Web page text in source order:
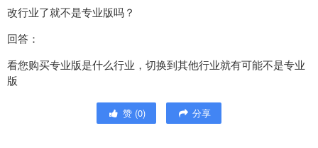
改行业了就不是专业版吗？
回答：
看您购买专业版是什么行业，切换到其他行业就有可能不是专业
版
赞 (0) 分享